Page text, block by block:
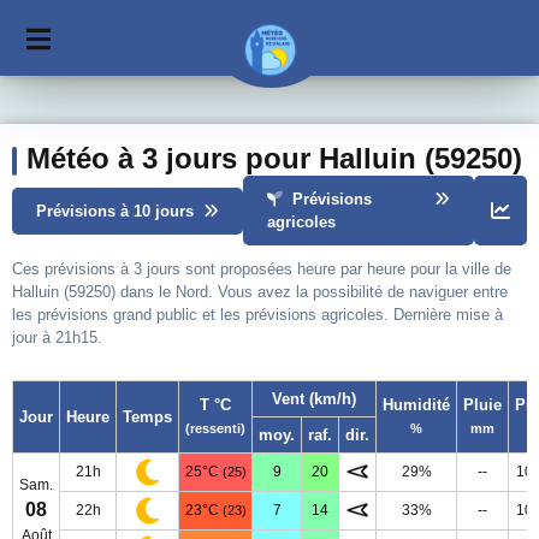
Météo à 3 jours pour Halluin (59250)
Prévisions à 10 jours
Prévisions
agricoles
Ces prévisions à 3 jours sont proposées heure par heure pour la ville de
Halluin (59250) dans le Nord. Vous avez la possibilité de naviguer entre
les prévisions grand public et les prévisions agricoles. Dernière mise à
jour à 21h15.
Jour Heure Temps
T °C
(ressenti)
Vent (km/h) Humidité
%
Pluie
mm
moy. raf. dir.
Sam.
08
Août
21h 25°C (25) 9 20 29% --
22h 23°C (23) 7 14 33% --